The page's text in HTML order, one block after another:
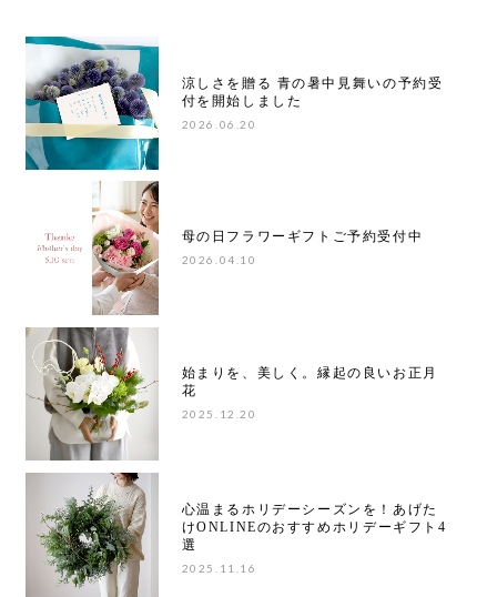
涼しさを贈る 青の暑中見舞いの予約受
付を開始しました
2026.06.20
母の日フラワーギフトご予約受付中
2026.04.10
始まりを、美しく。縁起の良いお正月
花
2025.12.20
心温まるホリデーシーズンを！あげた
けONLINEのおすすめホリデーギフト4
選
2025.11.16